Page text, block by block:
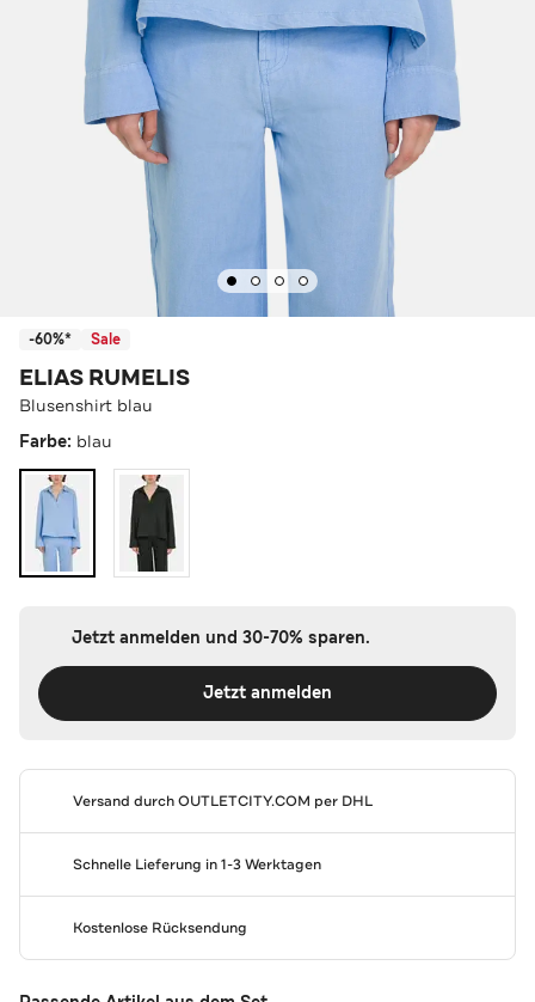
-60%* Sale
ELIAS RUMELIS
Blusenshirt blau
Farbe: blau
Jetzt anmelden und 30-70% sparen.
Jetzt anmelden
Versand durchOUTLETCITY.COM per DHL
Schnelle Lieferung in 1-3 Werktagen
Kostenlose Rücksendung